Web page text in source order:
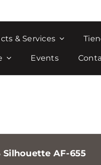
& Services
Events
Silhouette AF-655